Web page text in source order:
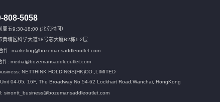
808-5058
周五9:30-18:00 (北京时间）
黄埔区科学大道18号芯大厦B2栋1-2层
作: marketing@bozemansaddleoutlet.com
作: media@bozemansaddleoutlet.com
NETTHINK HOLDINGS(HK)CO.,LIMITED
04-05, 16F, The Broadway No.54-62 Lockhart Road, Wanchai, HongKong
sinontt_business@bozemansaddleoutlet.com